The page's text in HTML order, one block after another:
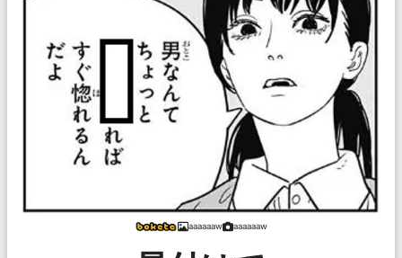
aaaaaaw aaaaaaw